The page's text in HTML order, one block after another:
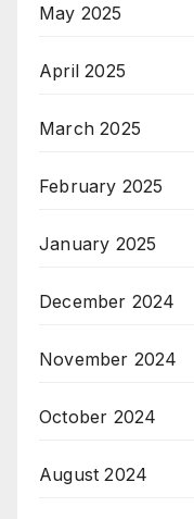
May 2025
April 2025
March 2025
February 2025
January 2025
December 2024
November 2024
October 2024
August 2024